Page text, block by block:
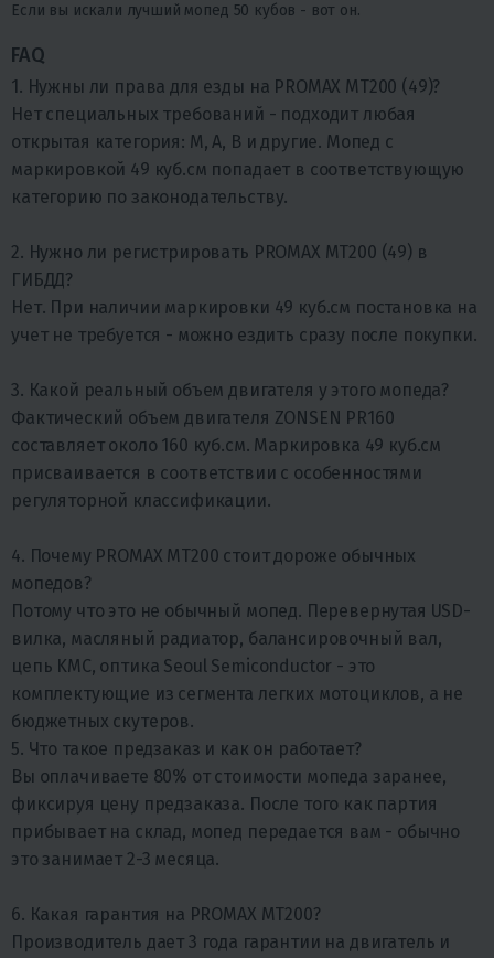
Если вы искали лучший мопед 50 кубов - вот он.
FAQ
1. Нужны ли права для езды на PROMAX MT200 (49)?
Нет специальных требований - подходит любая
открытая категория: М, А, В и другие. Мопед с
маркировкой 49 куб.см попадает в соответствующую
категорию по законодательству.
2. Нужно ли регистрировать PROMAX MT200 (49) в
ГИБДД?
Нет. При наличии маркировки 49 куб.см постановка на
учет не требуется - можно ездить сразу после покупки.
3. Какой реальный объем двигателя у этого мопеда?
Фактический объем двигателя ZONSEN PR160
составляет около 160 куб.см. Маркировка 49 куб.см
присваивается в соответствии с особенностями
регуляторной классификации.
4. Почему PROMAX MT200 стоит дороже обычных
мопедов?
Потому что это не обычный мопед. Перевернутая USD-
вилка, масляный радиатор, балансировочный вал,
цепь KMC, оптика Seoul Semiconductor - это
комплектующие из сегмента легких мотоциклов, а не
бюджетных скутеров.
5. Что такое предзаказ и как он работает?
Вы оплачиваете 80% от стоимости мопеда заранее,
фиксируя цену предзаказа. После того как партия
прибывает на склад, мопед передается вам - обычно
это занимает 2-3 месяца.
6. Какая гарантия на PROMAX MT200?
Производитель дает 3 года гарантии на двигатель и